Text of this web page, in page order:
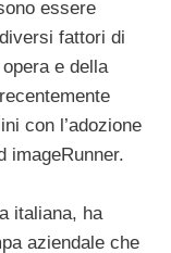
essere
fattori di
e della
con l’adozione
imageRunner.
italiana, ha
aziendale che